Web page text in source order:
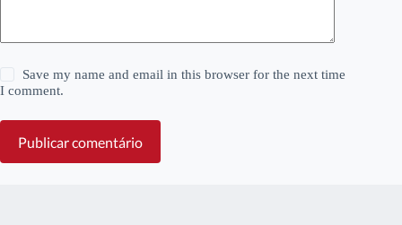
Save my name and email in this browser for the next time
I comment.
Publicar comentário